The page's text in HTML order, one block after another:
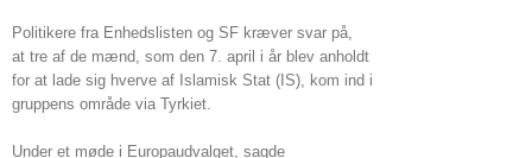
Politikere fra Enhedslisten og SF kræver svar på,
at tre af de mænd, som den 7. april i år blev anholdt
for at lade sig hverve af Islamisk Stat (IS), kom ind i
gruppens område via Tyrkiet.
Under et møde i Europaudvalget, sagde